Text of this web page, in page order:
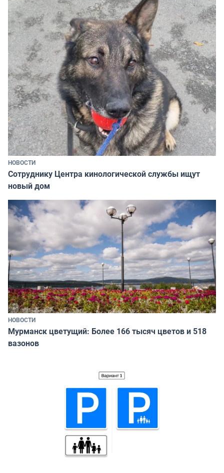
НОВОСТИ
Сотруднику Центра кинологической службы ищут
новый дом
НОВОСТИ
Мурманск цветущий: Более 166 тысяч цветов и 518
вазонов